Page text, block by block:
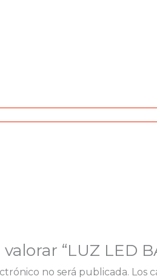
“LUZ LED
no será publicada. Los